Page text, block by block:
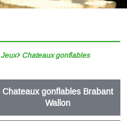
Jeux Chateaux gonflables
Chateaux gonflables Brabant
Wallon